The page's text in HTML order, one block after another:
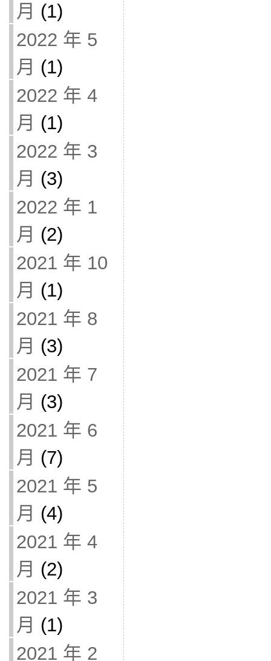
月 (1)
2022 年 5
月 (1)
2022 年 4
月 (1)
2022 年 3
月 (3)
2022 年 1
月 (2)
2021 年 10
月 (1)
2021 年 8
月 (3)
2021 年 7
月 (3)
2021 年 6
月 (7)
2021 年 5
月 (4)
2021 年 4
月 (2)
2021 年 3
月 (1)
2021 年 2